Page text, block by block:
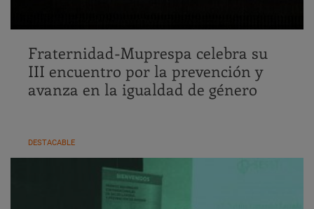
Fraternidad-Muprespa celebra su
III encuentro por la prevención y
avanza en la igualdad de género
DESTACABLE